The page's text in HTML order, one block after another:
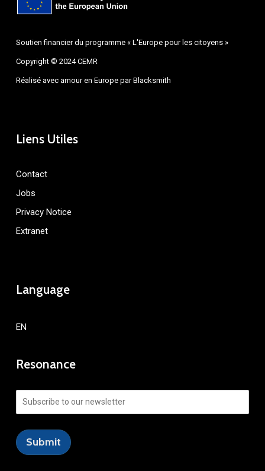
Soutien financier du programme « L'Europe pour les citoyens »
Copyright © 2024 CEMR
Réalisé avec amour en Europe parBlacksmith
Liens Utiles
Contact
Jobs
Privacy Notice
Extranet
Language
EN
Resonance